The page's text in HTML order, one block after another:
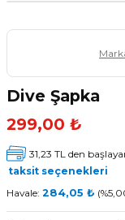
Dive Şapka
299,00 ₺
31,23 TL den
taksit seçenekleri
Havale: 284,05 ₺